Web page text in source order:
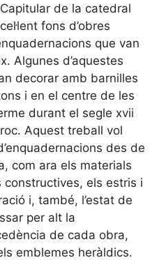
de la catedral
fons d’obres
que van
Algunes d’aquestes
decorar amb barnilles
i en el centre de les
durant el segle xvii
Aquest treball vol
des de
com ara els materials
els estris i
i, també, l’estat de
per alt la
de cada obra,
emblemes heràldics.